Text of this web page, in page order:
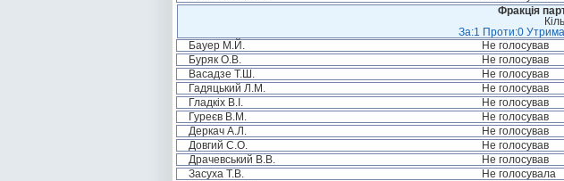
Фракція
За:1 Проти:0
Бауер М.Й.
Не голосував
Буряк О.В.
Не голосував
Васадзе Т.Ш.
Не голосував
Гадяцький Л.М.
Не голосував
Гладкіх В.І.
Не голосував
Гуреєв В.М.
Не голосував
Деркач А.Л.
Не голосував
Довгий С.О.
Не голосував
Драчевський В.В.
Не голосував
Засуха Т.В.
Не голосувала